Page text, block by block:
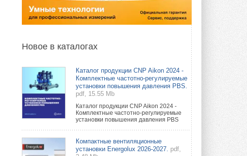
Новое в каталогах
Каталог продукции CNP Aikon 2024 -
Комплектные частотно-регулируемые
установки повышения давления PBS.
pdf, 15.55 Mb
Каталог продукции CNP Aikon 2024 -
Комплектные частотно-регулируемые
установки повышения давления PBS
Компактные вентиляционные
установки Energolux 2026-2027. pdf,